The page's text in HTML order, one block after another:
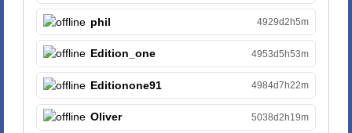
phil 4929d2h5m
Edition_one 4953d5h53m
Editionone91 4984d7h22m
Oliver 5038d2h19m